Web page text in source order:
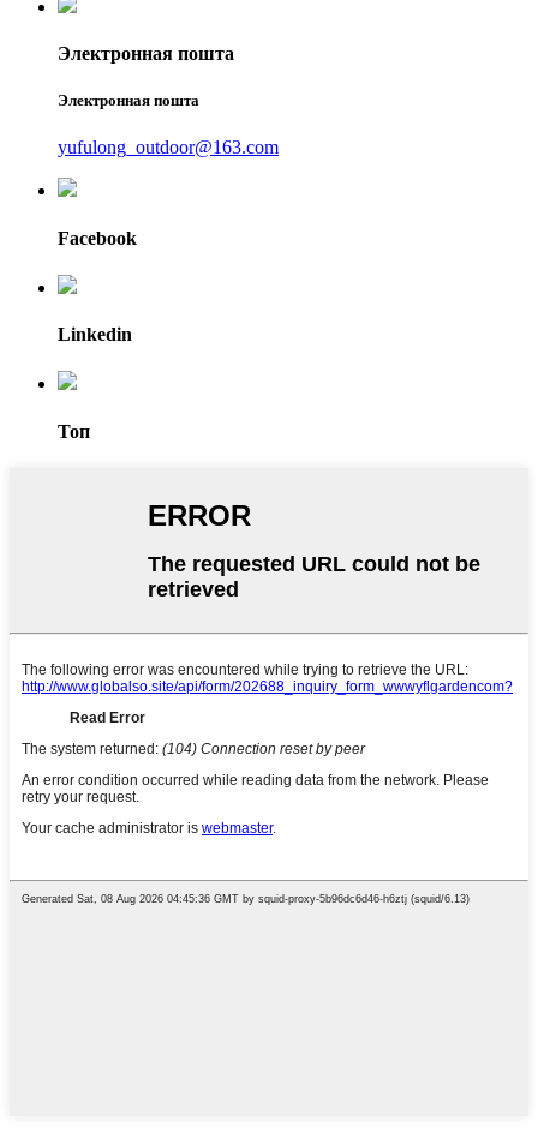
Электронная пошта
Электронная пошта
yufulong_outdoor@163.com
Facebook
Linkedin
Топ